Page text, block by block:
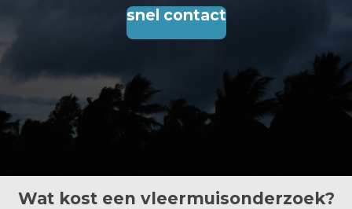
snel contact
Wat kost een vleermuisonderzoek?